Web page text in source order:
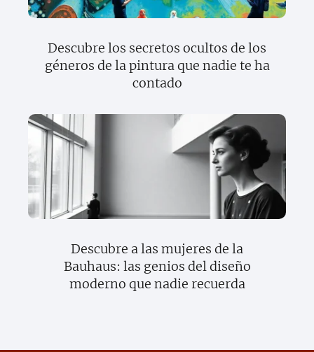
Descubre los secretos ocultos de los
géneros de la pintura que nadie te ha
contado
Descubre a las mujeres de la
Bauhaus: las genios del diseño
moderno que nadie recuerda